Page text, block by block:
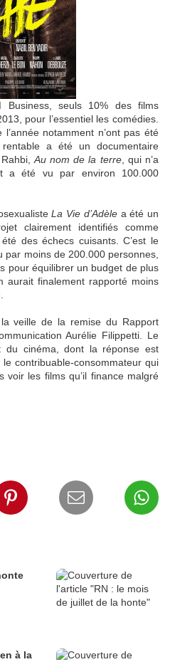
seuls 10% des films
pour l’essentiel les comédies.
notamment n’ont pas été
a été un documentaire
Au nom de la terre, qui n’a
a été vu par environ 100.000
La Vie d’Adèlea été un
clairement identifiés comme
des échecs cuisants. C’est le
par moins de 200.000 personnes,
pour équilibrer un budget de plus
aurait finalement rapporté moins
veille de la remise du Rapport
Aurélie Filippetti. Le
du cinéma, dont la réponse est
le contribuable-consommateur qui
voir les films qu’il finance malgré
à la